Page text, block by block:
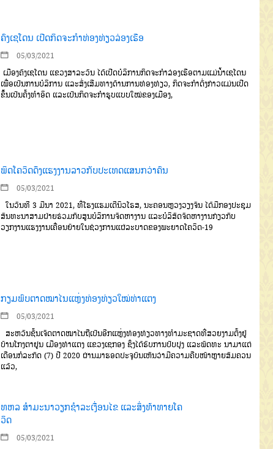
ຄົງເຊໂດນ ເປີດກິດຈະກຳທ່ອງທ່ຽວລ່ອງເຮືອ
05/03/2021
ເມືອງຄົງເຊໂດນ ແຂວງສາລະວັນ ໄດ້ເປີດບໍລິການກິດຈະກຳລ່ອງເຮືອຕາມແມ່ນໍ້າເຊໂດນ
ເພື່ອເປັນການບໍລິການ ແລະສົ່ງເສີມທາງດ້ານການທ່ອງທ່ຽວ, ກິດຈະກຳດັ່ງກ່າວແມ່ນເປີດ
ຂຶ້ນເປັນຄັ້ງທຳອິດ ແລະເປັນກິດຈະກຳຮູບແບບໃໝ່ຂອງເມືອງ,
ພິດໂຄວິດດຶງແຮງງານລາວກັບປະເທດແສນກວ່າຄົນ
05/03/2021
ໃນວັນທີ 3 ມີນາ 2021, ທີ່ໂຮງແຮມເດີນິວໂຣສ, ນະຄອນຫຼວງວຽງຈັນ ໄດ້ມີກອງປະຊຸມ
ສົນທະນາສາມຝ່າຍຮ່ວມກັບສູນບໍລິການຈັດຫາງານ ແລະບໍລິສັດຈັດຫາງານກ່ຽວກັບ
ວຽກງານແຮງງານເຄື່ອນຍ້າຍໃນຊ່ວງການແຜ່ລະບາດຂອງພະຍາດໂຄວິດ-19
ກຽມພົບຕາດໝາໄນແຫຼ່ງທ່ອງທ່ຽວໃໝ່ທ່າແຕງ
05/03/2021
ສະຫວັນຊັ້ນເຈັດຕາດໝາໄນຖືເປັນອີກແຫຼ່ງທ່ອງທ່ຽວທາງທໍາມະຊາດທີ່ສວຍງາມຕັ້ງຢູ່
ບ້ານໂກງຕາຢູນ ເມືອງທ່າແຕງ ແຂວງເຊກອງ ຊຶ່ງໄດ້ຮັບການປັບປຸງ ແລະພັດທະ ນາມາແຕ່
ເດືອນກໍລະກົດ (7) ປີ 2020 ຜ່ານມາຮອດປະຈຸບັນເຫັນວ່າມີຄວາມຄືບໜ້າຫຼາຍສົມຄວນ
ແລ້ວ,
ທຫລ ສຳມະນາວຽກຊຳລະເງື່ອນໄຂ ແລະສິ່ງທ້າທາຍໂຄ
ວິດ
05/03/2021